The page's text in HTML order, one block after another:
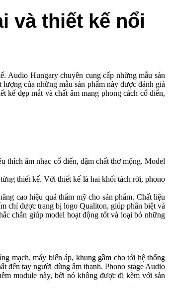
và thiết kế nổi
Audio Hungary chuyên cung cấp những mẫu sản
của những mẫu sản phẩm này được đánh giá
kế đẹp mắt và chất âm mang phong cách cổ điển,
thích âm nhạc cổ điển, đậm chất thơ mộng. Model
thiết kế. Với thiết kế là hai khối tách rời, phono
cao hiệu quả thẩm mỹ cho sản phẩm. Chất liệu
chỉ được trang bị logo Qualiton, giúp phân biệt và
chắn giúp model hoạt động tốt và loại bỏ những
mạch, máy biến áp, khung gầm cho tới hệ thống
đến tay người dùng âm thanh. Phono stage Audio
module này, bởi nó không được đi kèm với sản